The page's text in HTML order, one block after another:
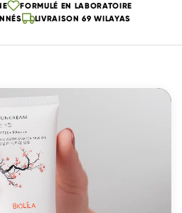
FORMULÉ EN LABORATOIRE
LIVRAISON 69 WILAYAS